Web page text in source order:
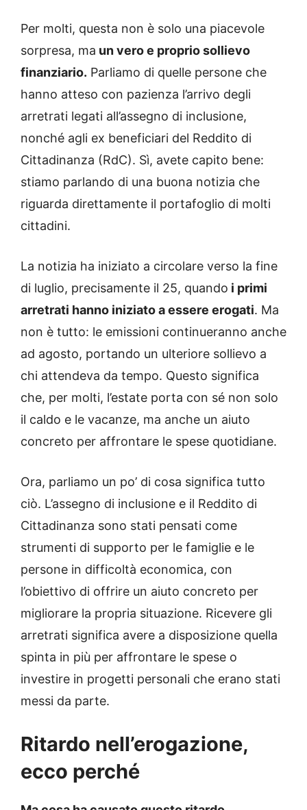
Per molti, questa non è solo una piacevole
sorpresa, ma un vero e proprio sollievo
finanziario. Parliamo di quelle persone che
hanno atteso con pazienza l’arrivo degli
arretrati legati all’assegno di inclusione,
nonché agli ex beneficiari del Reddito di
Cittadinanza (RdC). Sì, avete capito bene:
stiamo parlando di una buona notizia che
riguarda direttamente il portafoglio di molti
cittadini.
La notizia ha iniziato a circolare verso la fine
di luglio, precisamente il 25, quando i primi
arretrati hanno iniziato a essere erogati. Ma
non è tutto: le emissioni continueranno anche
ad agosto, portando un ulteriore sollievo a
chi attendeva da tempo. Questo significa
che, per molti, l’estate porta con sé non solo
il caldo e le vacanze, ma anche un aiuto
concreto per affrontare le spese quotidiane.
Ora, parliamo un po’ di cosa significa tutto
ciò. L’assegno di inclusione e il Reddito di
Cittadinanza sono stati pensati come
strumenti di supporto per le famiglie e le
persone in difficoltà economica, con
l’obiettivo di offrire un aiuto concreto per
migliorare la propria situazione. Ricevere gli
arretrati significa avere a disposizione quella
spinta in più per affrontare le spese o
investire in progetti personali che erano stati
messi da parte.
Ritardo nell’erogazione,
ecco perché